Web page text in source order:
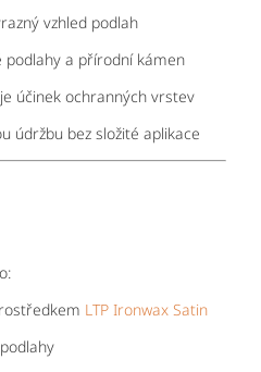
vzhled podlah
podlahy a přírodní kámen
účinek ochranných vrstev
údržbu bez složité aplikace
LTP Ironwax Satin